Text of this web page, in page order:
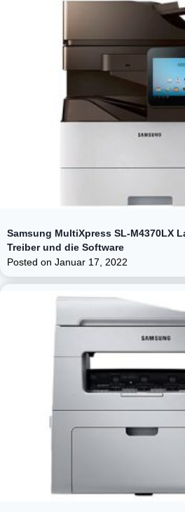
Samsung MultiXpress SL-M4370LX
Treiber und die Software
Posted on Januar 17, 2022